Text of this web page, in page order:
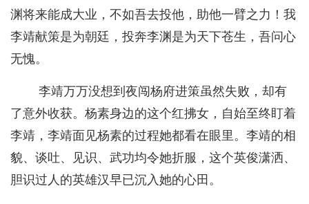
渊将来能成大业，不如吾去投他，助他一臂之力！我
李靖献策是为朝廷，投奔李渊是为天下苍生，吾问心
无愧。
李靖万万没想到夜闯杨府进策虽然失败，却有
了意外收获。杨素身边的这个红拂女，自始至终盯着
李靖，李靖面见杨素的过程她都看在眼里。李靖的相
貌、谈吐、见识、武功均令她折服，这个英俊潇洒、
胆识过人的英雄汉早已沉入她的心田。